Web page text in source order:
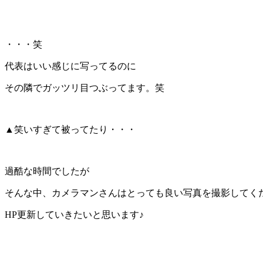
・・・笑
代表はいい感じに写ってるのに
その隣でガッツリ目つぶってます。笑
▲笑いすぎて被ってたり・・・
過酷な時間でしたが
そんな中、カメラマンさんはとっても良い写真を撮影してく
HP更新していきたいと思います♪